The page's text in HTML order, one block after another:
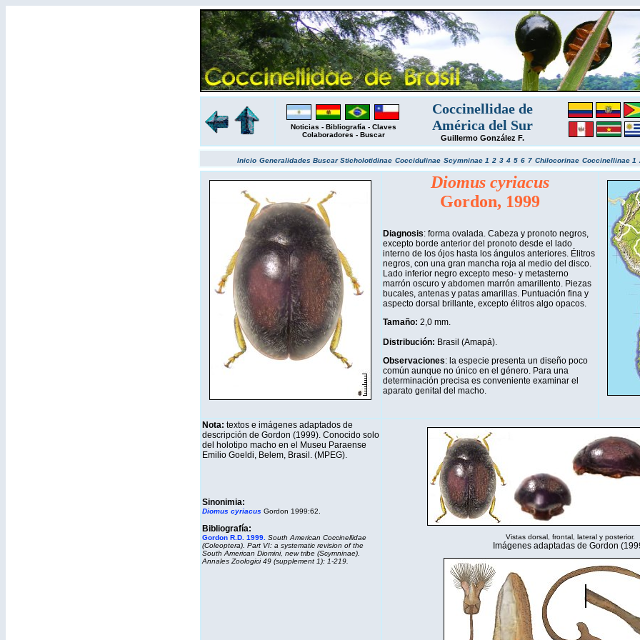
Noticias - Bibliografía - Claves
Colaboradores - Buscar
Coccinellidae de
América del Sur
Guillermo González F.
Inicio Generalidades BuscarSticholotidinae Coccidulinae Scymninae 1 2 3 4 5 6 7 Chilocorinae Coccinellinae 1
Diomus cyriacus
Gordon, 1999
Diagnosis: forma ovalada. Cabeza y pronoto negros,
excepto borde anterior del pronoto desde el lado
interno de los ójos hasta los ángulos anteriores. Élitros
negros, con una gran mancha roja al medio del disco.
Lado inferior negro excepto meso- y metasterno
marrón oscuro y abdomen marrón amarillento. Piezas
bucales, antenas y patas amarillas. Puntuación fina y
aspecto dorsal brillante, excepto élitros algo opacos.
Tamaño: 2,0 mm.
Distribución: Brasil (Amapá).
Observaciones: la especie presenta un diseño poco
común aunque no único en el género. Para una
determinación precisa es conveniente examinar el
aparato genital del macho.
Nota: textos e imágenes adaptados de
descripción de Gordon (1999). Conocido solo
del holotipo macho en el Museu Paraense
Emilio Goeldi, Belem, Brasil. (MPEG).
Sinonimia:
Diomus cyriacus Gordon 1999:62.
Bibliografía:
Gordon R.D. 1999. South American Coccinellidae
(Coleoptera). Part VI: a systematic revision of the
South American Diomini, new tribe (Scymninae).
Annales Zoologici 49 (supplement 1): 1-219.
Vistas dorsal, frontal, lateral y posterior.
Imágenes adaptadas de Gordon